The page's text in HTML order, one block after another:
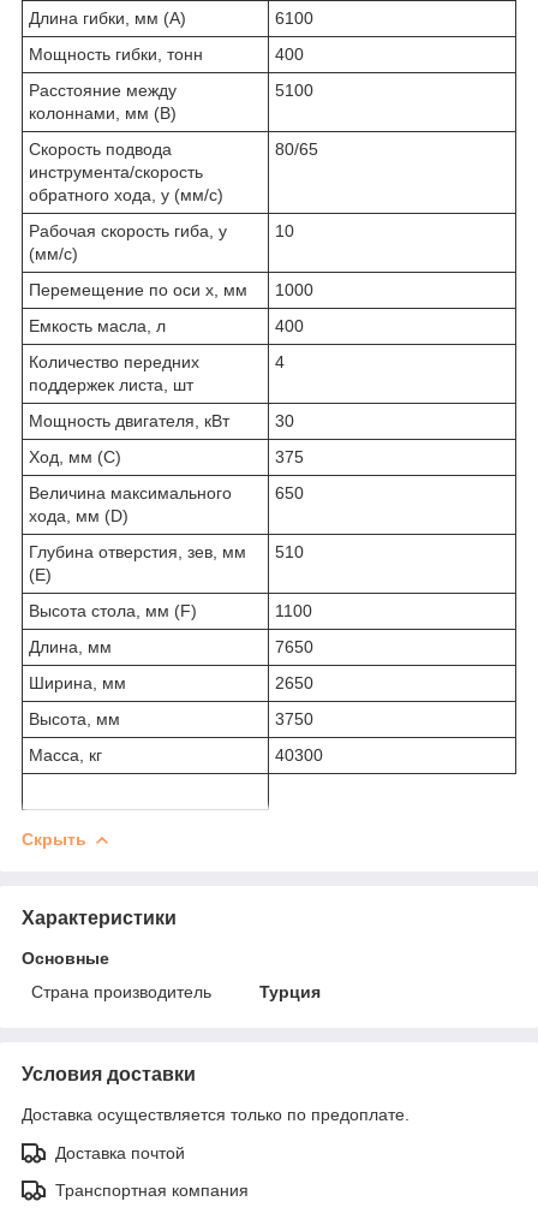
Длина гибки, мм (А)
6100
Мощность гибки, тонн
400
Расстояние между
колоннами, мм (B)
5100
Скорость подвода
инструмента/скорость
обратного хода, у (мм/c)
80/65
Рабочая скорость гиба, у
(мм/c)
10
Перемещение по оси х, мм
1000
Емкость масла, л
400
Количество передних
поддержек листа, шт
4
Мощность двигателя, кВт
30
Ход, мм (C)
375
Величина максимального
хода, мм (D)
650
Глубина отверстия, зев, мм
(E)
510
Высота стола, мм (F)
1100
Длина, мм
7650
Ширина, мм
2650
Высота, мм
3750
Масса, кг
40300
Скрыть
Характеристики
Основные
Страна производитель
Турция
Условия доставки
Доставка осуществляется только по предоплате.
Доставка почтой
Транспортная компания